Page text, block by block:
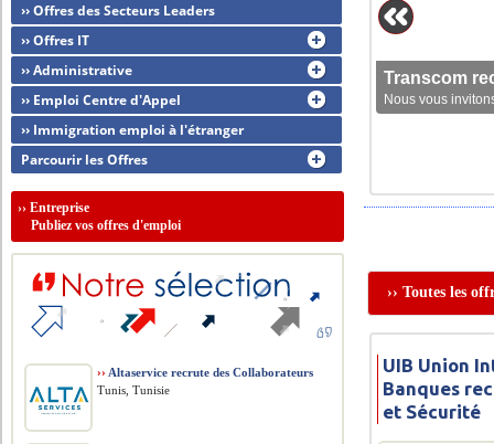
Transcom
Nous vous
›› Toutes les
UIB Union
Banques
et Sécurité
›› Offres des Secteurs Leaders
›› Offres IT
›› Administrative
›› Emploi Centre d'Appel
›› Immigration emploi à l'étranger
Parcourir les Offres
››Entreprise
Publiez vos offres d'emploi
›› Altaservice recrute des Collaborateurs
Tunis, Tunisie